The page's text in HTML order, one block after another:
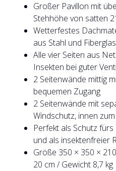
Großer Pavillon mit
Stehhöhe von satten
Wetterfestes
aus Stahl und Fiberglas
Alle vier Seiten aus
Insekten bei guter
2 Seitenwände mittig
bequemen Zugang
2 Seitenwände mit
Windschutz, innen
Perfekt als Schutz
und als insektenfreier
Größe 350 × 350 ×
20 cm / Gewicht 8,7 kg